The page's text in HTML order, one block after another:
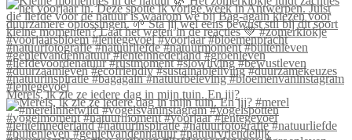
Merels, ik zie ze iedere dag in mijn tuin. En jij?